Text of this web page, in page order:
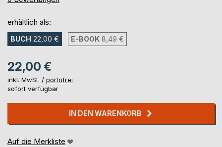
erhältlich als:
BUCH 22,00 € E-BOOK 8,49 €
22,00 €
inkl. MwSt. / portofrei
sofort verfügbar
IN DEN WARENKORB
Auf die Merkliste